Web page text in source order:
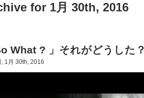
for 1月 30th, 2016
What ? 」それがどうした
, 1月 30th, 2016